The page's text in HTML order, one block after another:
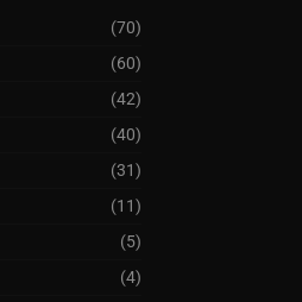
(70)
(60)
(42)
(40)
(31)
(11)
(5)
(4)